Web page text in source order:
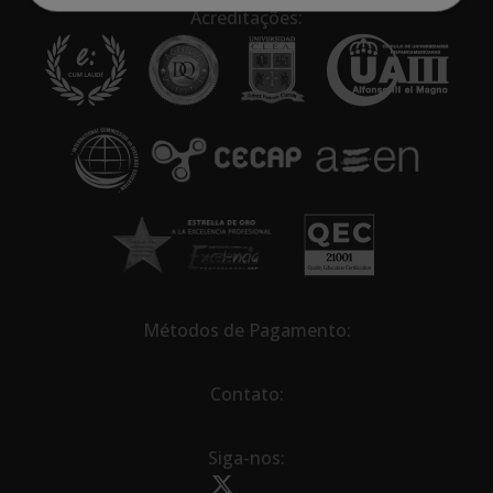
Acreditações:
Métodos de Pagamento:
Contato:
Siga-nos: